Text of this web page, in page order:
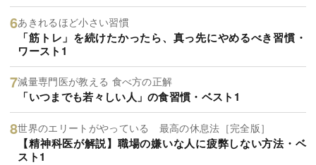
あきれるほど小さい習慣
「筋トレ」を続けたかったら、真っ先にやめるべき習慣・
ワースト1
減量専門医が教える 食べ方の正解
「いつまでも若々しい人」の食習慣・ベスト1
世界のエリートがやっている 最高の休息法［完全版］
【精神科医が解説】職場の嫌いな人に疲弊しない方法・ベ
スト1